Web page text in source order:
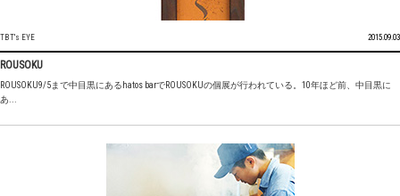
TBT's EYE 2015.09.03
ROUSOKU
ROUSOKU9/5まで中目黒にあるhatos barでROUSOKUの個展が行われている。10年ほど前、中目黒に
あ...